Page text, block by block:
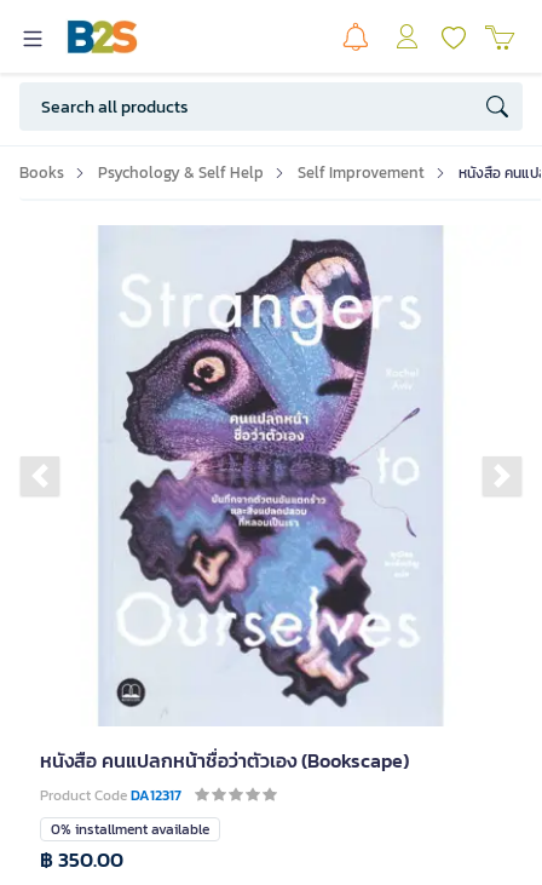
Books Psychology & Self Help Self Improvement หนังสือ คนแป
Previous slide
หนังสือ คนแปลกหน้าชื่อว่าตัวเอง (Bookscape)
Product CodeDA12317
0% installment available
฿ 350.00